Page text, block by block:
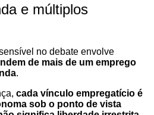
e múltiplos
no debate envolve
de mais de um emprego
.
cada vínculo empregatício é
sob o ponto de vista